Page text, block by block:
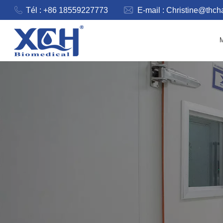
Tél : +86 18559227773 E-mail :